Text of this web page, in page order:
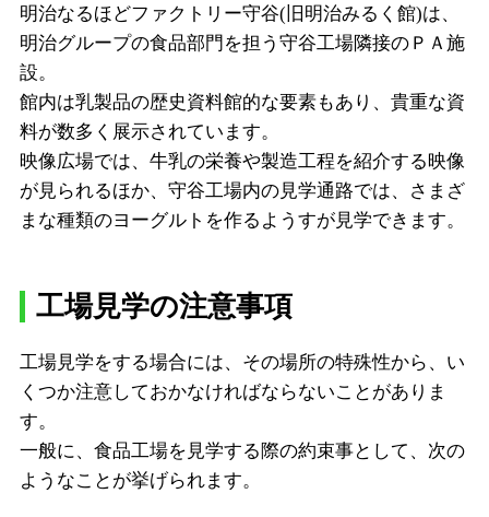
明治なるほどファクトリー守谷(旧明治みるく館)は、
明治グループの食品部門を担う守谷工場隣接のＰＡ施
設。
館内は乳製品の歴史資料館的な要素もあり、貴重な資
料が数多く展示されています。
映像広場では、牛乳の栄養や製造工程を紹介する映像
が見られるほか、守谷工場内の見学通路では、さまざ
まな種類のヨーグルトを作るようすが見学できます。
工場見学の注意事項
工場見学をする場合には、その場所の特殊性から、い
くつか注意しておかなければならないことがありま
す。
一般に、食品工場を見学する際の約束事として、次の
ようなことが挙げられます。